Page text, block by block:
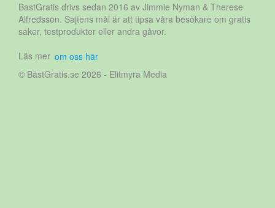
BastGratis drivs sedan 2016 av Jimmie Nyman & Therese
Alfredsson. Sajtens mål är att tipsa våra besökare om gratis
saker, testprodukter eller andra gåvor.
Läs mer om oss här
© BästGratis.se 2026 - Elitmyra Media